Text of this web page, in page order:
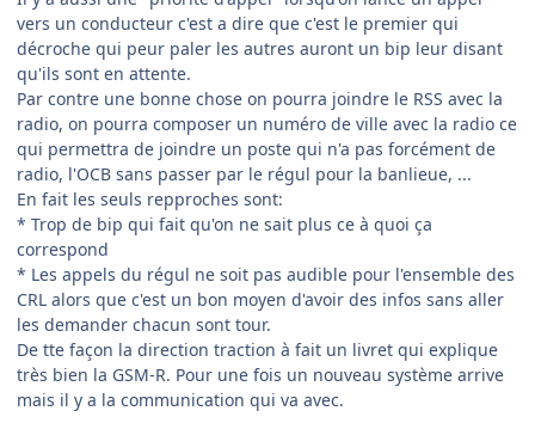
vers un conducteur c'est a dire que c'est le premier qui
décroche qui peur paler les autres auront un bip leur disant
qu'ils sont en attente.
Par contre une bonne chose on pourra joindre le RSS avec la
radio, on pourra composer un numéro de ville avec la radio ce
qui permettra de joindre un poste qui n'a pas forcément de
radio, l'OCB sans passer par le régul pour la banlieue, ...
En fait les seuls repproches sont:
* Trop de bip qui fait qu'on ne sait plus ce à quoi ça
correspond
* Les appels du régul ne soit pas audible pour l'ensemble des
CRL alors que c'est un bon moyen d'avoir des infos sans aller
les demander chacun sont tour.
De tte façon la direction traction à fait un livret qui explique
très bien la GSM-R. Pour une fois un nouveau système arrive
mais il y a la communication qui va avec.